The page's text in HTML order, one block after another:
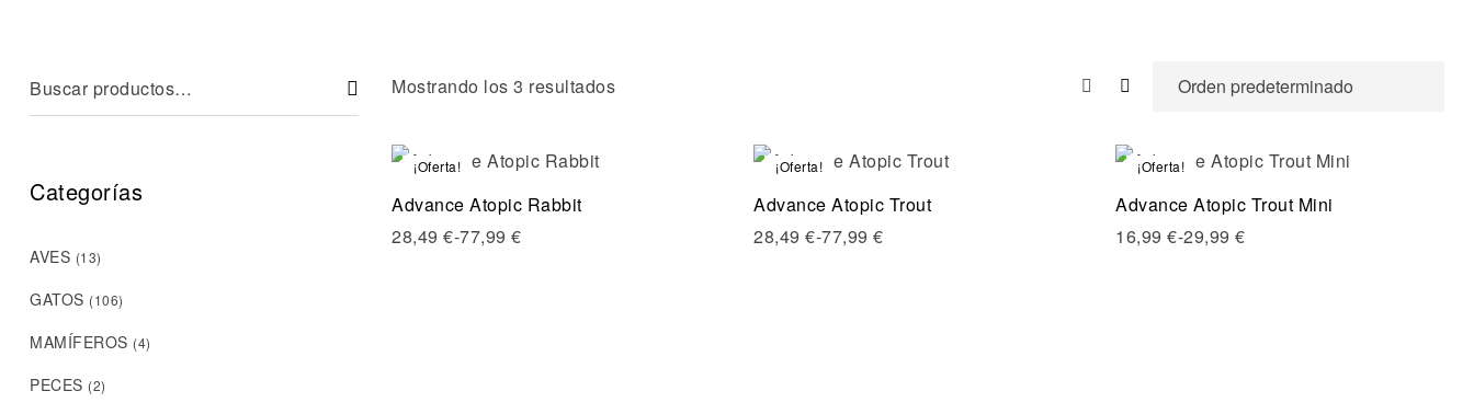
Mostrando los 3 resultados
¡Oferta!
Compare
Quick view
Advance Atopic Rabbit
28,49 €-77,99 €
¡Oferta!
Compare
Quick view
Advance Atopic Trout
28,49 €-77,99 €
¡Oferta!
Advance Atopic Trout Mini
16,99 €-29,99 €
Categorías
AVES (13)
GATOS (106)
MAMÍFEROS (4)
PECES (2)